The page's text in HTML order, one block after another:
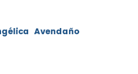
Avendaño